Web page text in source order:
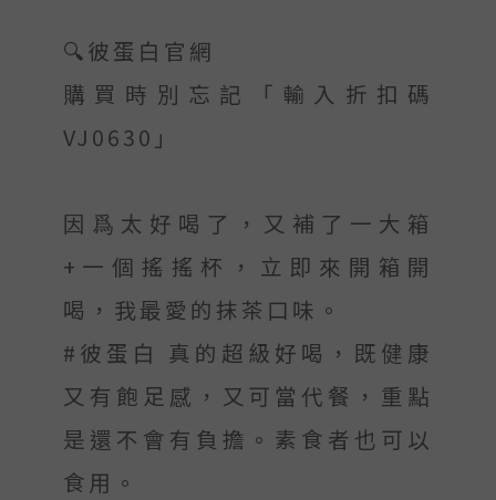
🔍彼蛋白官網
購買時別忘記「輸入折扣碼
VJ0630」
因爲太好喝了，又補了一大箱
+一個搖搖杯，立即來開箱開
喝，我最愛的抹茶口味。
#彼蛋白 真的超級好喝，既健康
又有飽足感，又可當代餐，重點
是還不會有負擔。素食者也可以
食用。